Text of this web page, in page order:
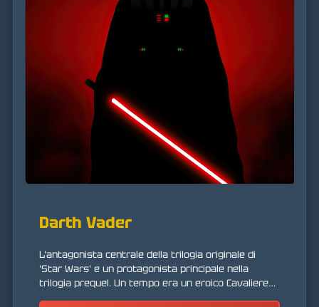
Darth Vader
L'antagonista centrale della trilogia originale di
'Star Wars' e un protagonista principale nella
trilogia prequel. Un tempo era un eroico Cavaliere